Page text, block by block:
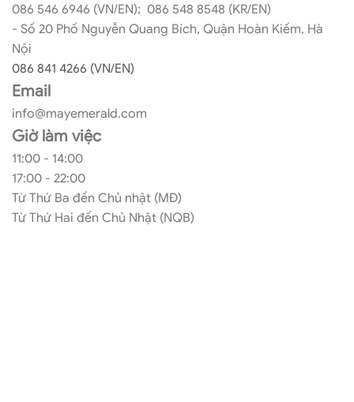
086 546 6946 (VN/EN); 086 548 8548 (KR/EN)
- Số 20 Phố Nguyễn Quang Bích, Quận Hoàn Kiếm, Hà
Nội
086 841 4266 (VN/EN)
Email
info@mayemerald.com
Giờ làm việc
11:00 - 14:00
17:00 - 22:00
Từ Thứ Ba đến Chủ nhật (MĐ)
Từ Thứ Hai đến Chủ Nhật (NQB)